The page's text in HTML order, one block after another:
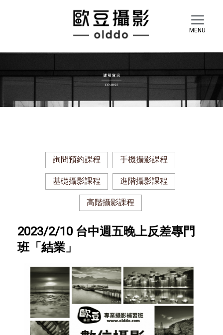
詢問預約課程 手機攝影課程
基礎攝影課程 進階攝影課程
高階攝影課程
2023/2/10 台中週五晚上反差專門
班「結業」